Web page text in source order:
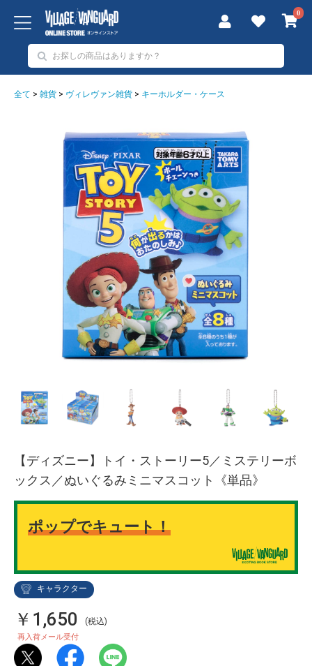
0
全て > 雑貨 > ヴィレヴァン雑貨 > キーホルダー・ケース
キャラクター
【ディズニー】トイ・ストーリー5／ミステリーボ
ックス／ぬいぐるみミニマスコット《単品》
ポップでキュート！
￥1,650 (税込)
再入荷メール受付